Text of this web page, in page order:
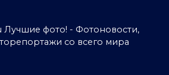
Лучшие фото! - Фотоновости,
со всего мира